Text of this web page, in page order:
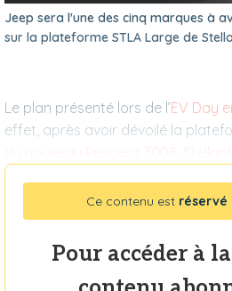
Jeep sera l'une des cinq marques à
sur la plateforme STLA Large de
Le plan présenté lors de l’EV Day
effet, après avoir dévoilé la
Ce contenu est réservé
Pour accéder à